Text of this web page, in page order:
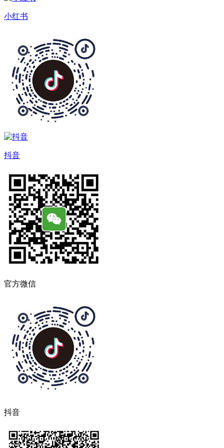
小红书
抖音
官方微信
抖音